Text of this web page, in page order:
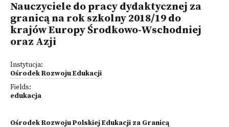
Nauczyciele do pracy dydaktycznej za
granicą na rok szkolny 2018/19 do
krajów Europy Środkowo-Wschodniej
oraz Azji
Instytucja:
Ośrodek Rozwoju Edukacji
Fields:
edukacja
Ośrodek Rozwoju Polskiej Edukacji za Granicą